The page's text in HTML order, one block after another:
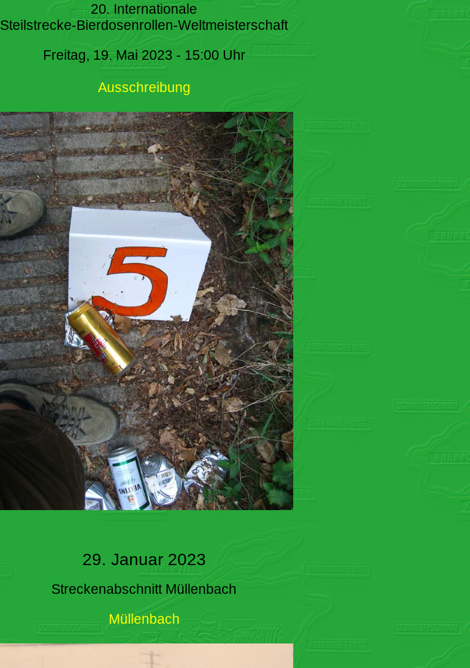
20. Internationale
Steilstrecke-Bierdosenrollen-Weltmeisterschaft
Freitag, 19. Mai 2023 - 15:00 Uhr
Ausschreibung
29. Januar 2023
Streckenabschnitt Müllenbach
Müllenbach